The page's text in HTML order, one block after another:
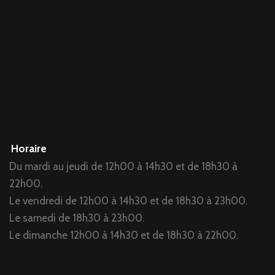
Horaire
Du mardi au jeudi de 12h00 à 14h30 et de 18h30 à
22h00.
Le vendredi de 12h00 à 14h30 et de 18h30 à 23h00.
Le samedi de 18h30 à 23h00.
Le dimanche 12h00 à 14h30 et de 18h30 à 22h00.